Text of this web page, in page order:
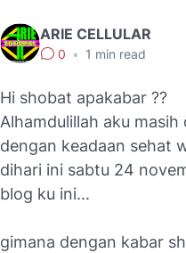
ARIE CELLULAR
0 • 1 min read
Hi shobat apakabar ??
Alhamdulillah aku
dengan keadaan sehat
dihari ini sabtu 24
blog ku ini...
gimana dengan kabar